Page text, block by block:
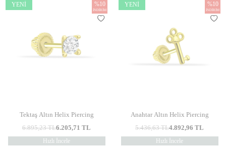
YENI %10
İNDIRIM
Tektaş Altın Helix Piercing
6.895,23TL6.205,71 TL
Hızlı İncele
YENI %10
İNDIRIM
Anahtar Altın Helix Piercing
5.436,63TL4.892,96 TL
Hızlı İncele